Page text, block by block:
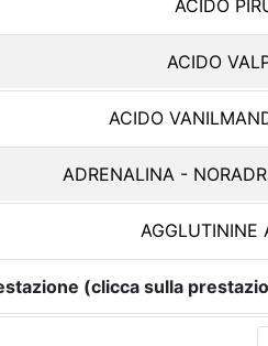
ACIDO
ACIDO
ACIDO
ADRENALINA -
AGGLUTININE
(clicca sulla